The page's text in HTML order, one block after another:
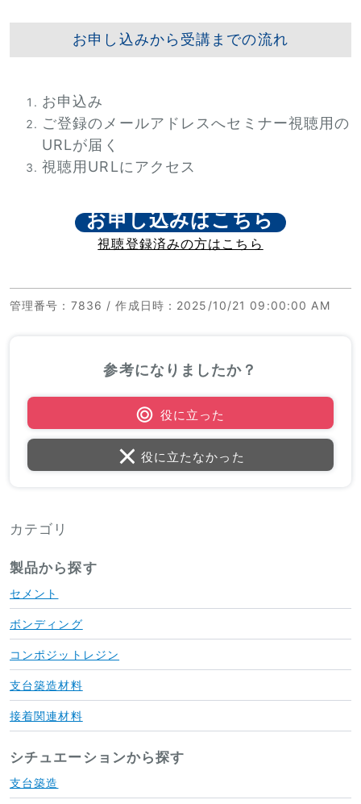
お申し込みから受講までの流れ
お申込み
ご登録のメールアドレスへセミナー視聴用の
URLが届く
視聴用URLにアクセス
お申し込みはこちら
視聴登録済みの方はこちら
管理番号 ：7836 /作成日時 ：2025/10/21 09:00:00 AM
参考になりましたか？
役に立った
役に立たなかった
カテゴリ
製品から探す
セメント
ボンディング
コンポジットレジン
支台築造材料
接着関連材料
シチュエーションから探す
支台築造